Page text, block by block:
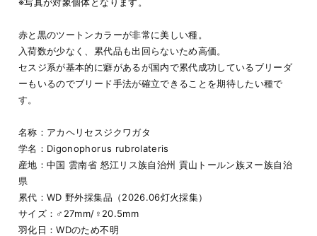
赤と黒のツートンカラーが非常に美しい種。
入荷数が少なく、累代品も出回らないため高価。
セスジ系が基本的に癖があるが国内で累代成功しているブリーダ
ーもいるのでブリード手法が確立できることを期待したい種で
す。
名称：アカヘリセスジクワガタ
学名：Digonophorus rubrolateris
産地：中国 雲南省 怒江リス族自治州 貢山トールン族ヌー族自治
県
累代：WD 野外採集品（2026.06灯火採集）
サイズ：♂27mm/♀20.5mm
羽化日：WDのため不明